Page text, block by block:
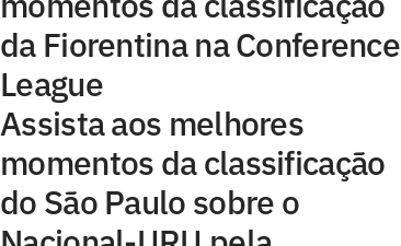
da Fiorentina na Conference
League
Assista aos melhores
momentos da classificação
do São Paulo sobre o